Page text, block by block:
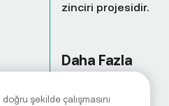
zinciri projesidir.
Daha Fazla
şekilde çalışmasını